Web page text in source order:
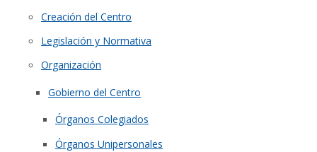
Creación del Centro
Legislación y Normativa
Organización
Gobierno del Centro
Órganos Colegiados
Órganos Unipersonales